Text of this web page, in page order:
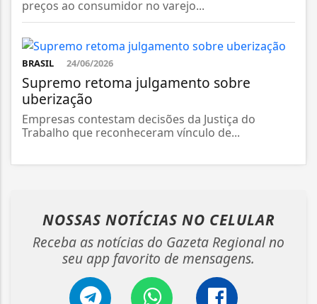
preços ao consumidor no varejo...
BRASIL 24/06/2026
Supremo retoma julgamento sobre
uberização
Empresas contestam decisões da Justiça do
Trabalho que reconheceram vínculo de...
NOSSAS NOTÍCIAS NO CELULAR
Receba as notícias do Gazeta Regional no
seu app favorito de mensagens.